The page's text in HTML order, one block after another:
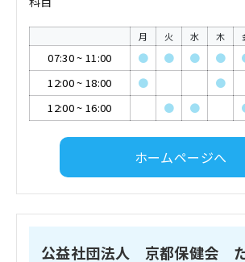
月 火 水 木
07:30~ 11:00 ● ● ● ●
12:00~ 18:00 ●
●
12:00~ 16:00 ● ●
ホームページへ
公益社団法人 京都保健会